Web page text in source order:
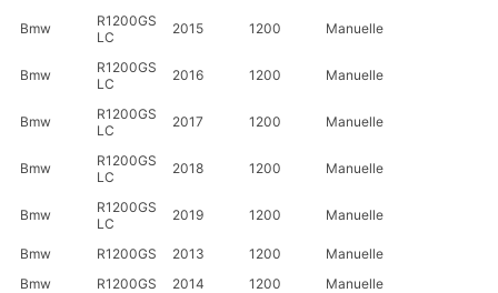
Bmw
R1200GS
LC
2015 1200 Manuelle
Bmw
R1200GS
LC
2016 1200 Manuelle
Bmw
R1200GS
LC
2017 1200 Manuelle
Bmw
R1200GS
LC
2018 1200 Manuelle
Bmw
R1200GS
LC
2019 1200 Manuelle
Bmw R1200GS 2013 1200
Manuelle
Bmw
R1200GS 2014 1200
Manuelle